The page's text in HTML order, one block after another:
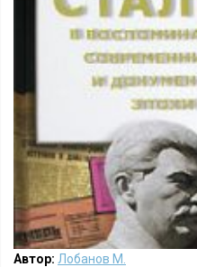
Автор: Лобанов М.